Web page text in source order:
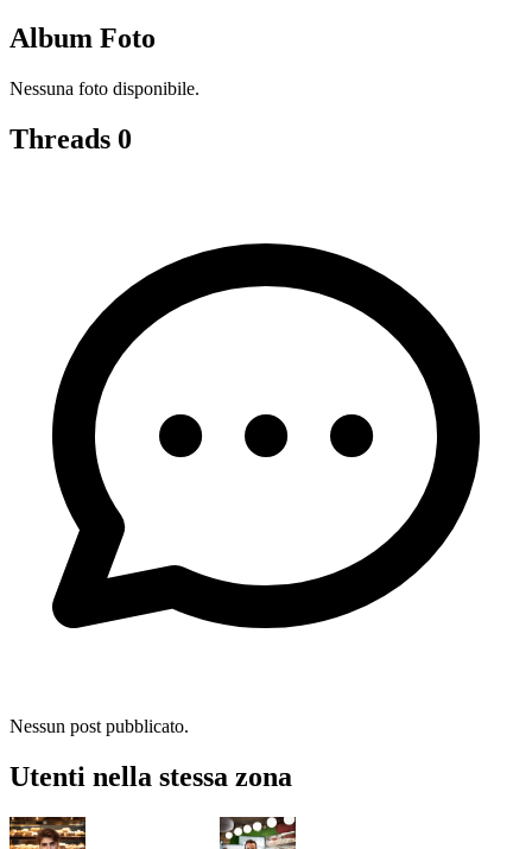
Album Foto
Nessuna foto disponibile.
Threads 0
Nessun post pubblicato.
Utenti nella stessa zona